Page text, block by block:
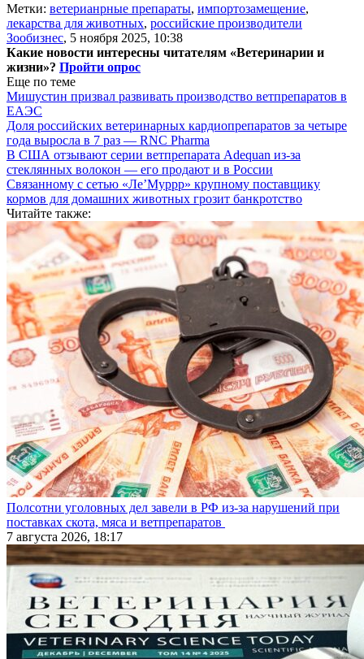
Метки: ветерианрные препараты, импортозамещение,
лекарства для животных, российские производители
Зообизнес, 5 ноября 2025, 10:38
Какие новости интересны читателям «Ветеринарии и
жизни»? Пройти опрос
Еще по теме
Мишустин призвал развивать производство ветпрепаратов в
ЕАЭС
Доля российских ветеринарных кардиопрепаратов за четыре
года выросла в 7 раз — RNC Pharma
В США отзывают серии ветпрепарата Adequan из-за
стеклянных волокон — его продают и в России
Связанному с сетью «Ле’Муррр» крупному поставщику
кормов для домашних животных грозит банкротство
Читайте также:
Полсотни уголовных дел завели в РФ из-за нарушений при
поставках скота, мяса и ветпрепаратов
7 августа 2026, 18:17